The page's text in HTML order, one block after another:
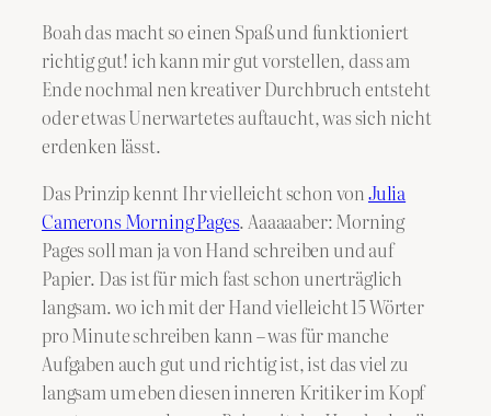
Boah das macht so einen Spaß und funktioniert
richtig gut! ich kann mir gut vorstellen, dass am
Ende nochmal nen kreativer Durchbruch entsteht
oder etwas Unerwartetes auftaucht, was sich nicht
erdenken lässt.
Das Prinzip kennt Ihr vielleicht schon von Julia
Camerons Morning Pages. Aaaaaaber: Morning
Pages soll man ja von Hand schreiben und auf
Papier. Das ist für mich fast schon unerträglich
langsam. wo ich mit der Hand vielleicht 15 Wörter
pro Minute schreiben kann – was für manche
Aufgaben auch gut und richtig ist, ist das viel zu
langsam um eben diesen inneren Kritiker im Kopf